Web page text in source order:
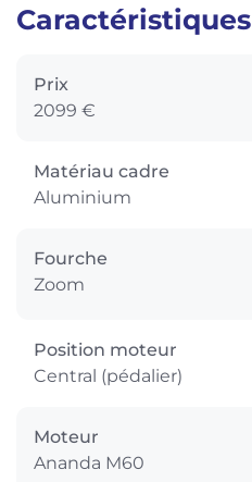
Caractéristiques
Prix
2099 €
Matériau cadre
Aluminium
Fourche
Zoom
Position moteur
Central (pédalier)
Moteur
Ananda M60